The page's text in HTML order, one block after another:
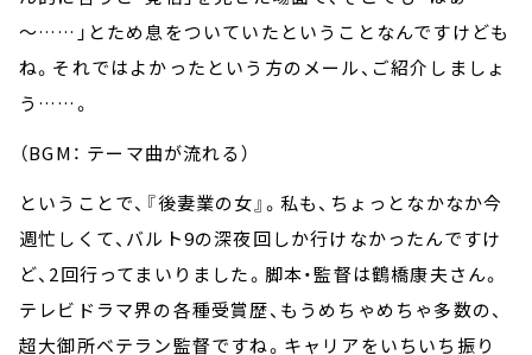
～……」とため息をついていたということなんですけども
ね。それではよかったという方のメール、ご紹介しましょ
う……。
（BGM： テーマ曲が流れる）
ということで、『後妻業の女』。私も、ちょっとなかなか今
週忙しくて、バルト9の深夜回しか行けなかったんですけ
ど、2回行ってまいりました。脚本・監督は鶴橋康夫さん。
テレビドラマ界の各種受賞歴、もうめちゃめちゃ多数の、
超大御所ベテラン監督ですね。キャリアをいちいち振り